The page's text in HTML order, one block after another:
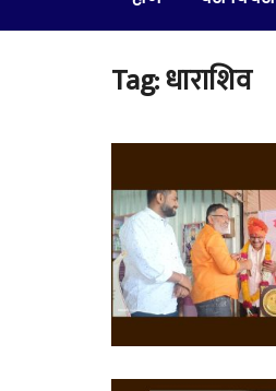
Tag:धाराशिव